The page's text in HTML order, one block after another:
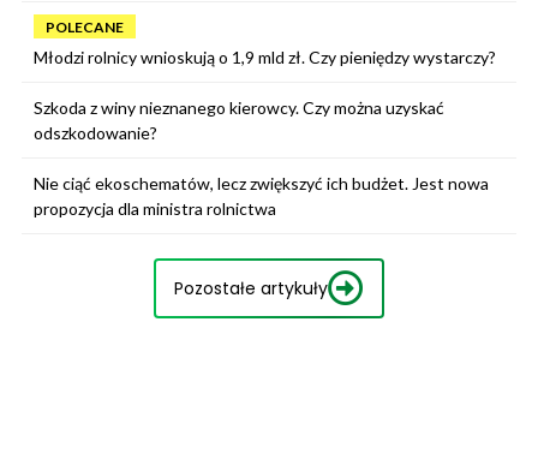
POLECANE
Młodzi rolnicy wnioskują o 1,9 mld zł. Czy pieniędzy wystarczy?
Szkoda z winy nieznanego kierowcy. Czy można uzyskać
odszkodowanie?
Nie ciąć ekoschematów, lecz zwiększyć ich budżet. Jest nowa
propozycja dla ministra rolnictwa
Pozostałe artykuły